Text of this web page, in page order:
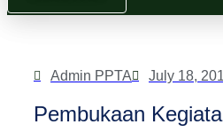
Admin PPTA July 18,
Pembukaan